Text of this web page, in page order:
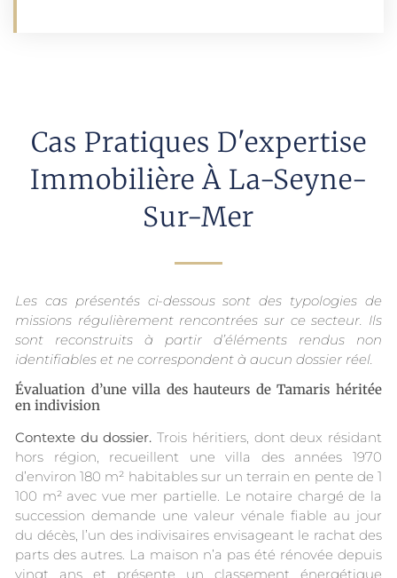
Cas Pratiques D'expertise
Immobilière À La-Seyne-
Sur-Mer
Les cas présentés ci-dessous sont des typologies de
missions régulièrement rencontrées sur ce secteur. Ils
sont reconstruits à partir d’éléments rendus non
identifiables et ne correspondent à aucun dossier réel.
Évaluation d’une villa des hauteurs de Tamaris héritée
en indivision
Contexte du dossier. Trois héritiers, dont deux résidant
hors région, recueillent une villa des années 1970
d’environ 180 m² habitables sur un terrain en pente de 1
100 m² avec vue mer partielle. Le notaire chargé de la
succession demande une valeur vénale fiable au jour
du décès, l’un des indivisaires envisageant le rachat des
parts des autres. La maison n’a pas été rénovée depuis
vingt ans et présente un classement énergétique